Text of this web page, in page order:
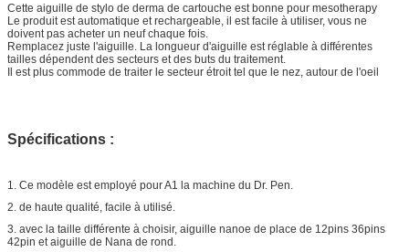
Cette aiguille de stylo de derma de cartouche est bonne pour mesotherapy
Le produit est automatique et rechargeable, il est facile à utiliser, vous ne
doivent pas acheter un neuf chaque fois.
Remplacez juste l'aiguille. La longueur d'aiguille est réglable à différentes
tailles dépendent des secteurs et des buts du traitement.
Il est plus commode de traiter le secteur étroit tel que le nez, autour de l'oeil
Spécifications :
1. Ce modèle est employé pour A1 la machine du Dr. Pen.
2. de haute qualité, facile à utilisé.
3. avec la taille différente à choisir, aiguille nanoe de place de 12pins 36pins
42pin et aiguille de Nana de rond.